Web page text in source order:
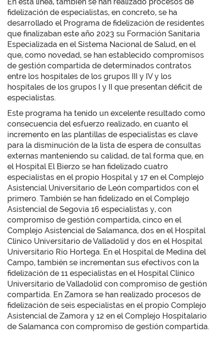
fidelización de especialistas, en concreto, se ha
desarrollado el Programa de fidelización de residentes
que finalizaban este año 2023 su Formación Sanitaria
Especializada en el Sistema Nacional de Salud, en el
que, como novedad, se han establecido compromisos
de gestión compartida de determinados contratos
entre los hospitales de los grupos III y IV y los
hospitales de los grupos I y II que presentan déficit de
especialistas.
Este programa ha tenido un excelente resultado como
consecuencia del esfuerzo realizado, en cuanto el
incremento en las plantillas de especialistas es clave
para la disminución de la lista de espera de consultas
externas manteniendo su calidad, de tal forma que, en
el Hospital El Bierzo se han fidelizado cuatro
especialistas en el propio Hospital y 17 en el Complejo
Asistencial Universitario de León compartidos con el
primero. También se han fidelizado en el Complejo
Asistencial de Segovia 16 especialistas y, con
compromiso de gestión compartida, cinco en el
Complejo Asistencial de Salamanca, dos en el Hospital
Clínico Universitario de Valladolid y dos en el Hospital
Universitario Río Hortega. En el Hospital de Medina del
Campo, también se incrementan sus efectivos con la
fidelización de 11 especialistas en el Hospital Clínico
Universitario de Valladolid con compromiso de gestión
compartida. En Zamora se han realizado procesos de
fidelización de seis especialistas en el propio Complejo
Asistencial de Zamora y 12 en el Complejo Hospitalario
de Salamanca con compromiso de gestión compartida.